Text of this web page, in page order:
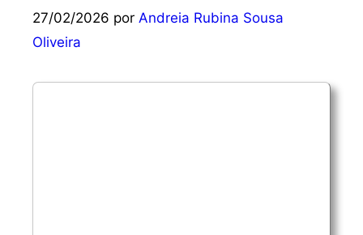
27/02/2026 por Andreia Rubina Sousa
Oliveira